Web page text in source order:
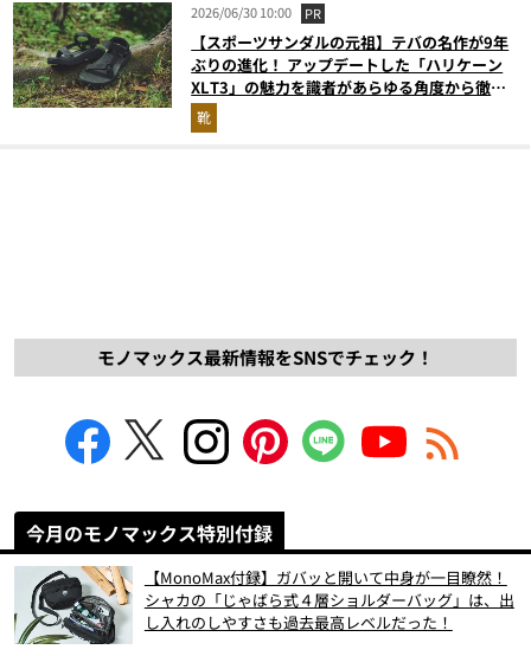
2026/06/30 10:00 PR
【スポーツサンダルの元祖】テバの名作が9年
ぶりの進化！ アップデートした「ハリケーン
XLT3」の魅力を識者があらゆる角度から徹底
解説！
靴
モノマックス最新情報をSNSでチェック！
今月のモノマックス特別付録
【MonoMax付録】ガバッと開いて中身が一目瞭然！
シャカの「じゃばら式４層ショルダーバッグ」は、出
し入れのしやすさも過去最高レベルだった！